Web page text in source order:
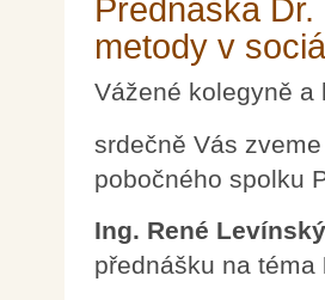
Přednáška
metody v
Vážené kolegyně a
srdečně Vás
pobočného spolku
Ing. René
přednášku na téma